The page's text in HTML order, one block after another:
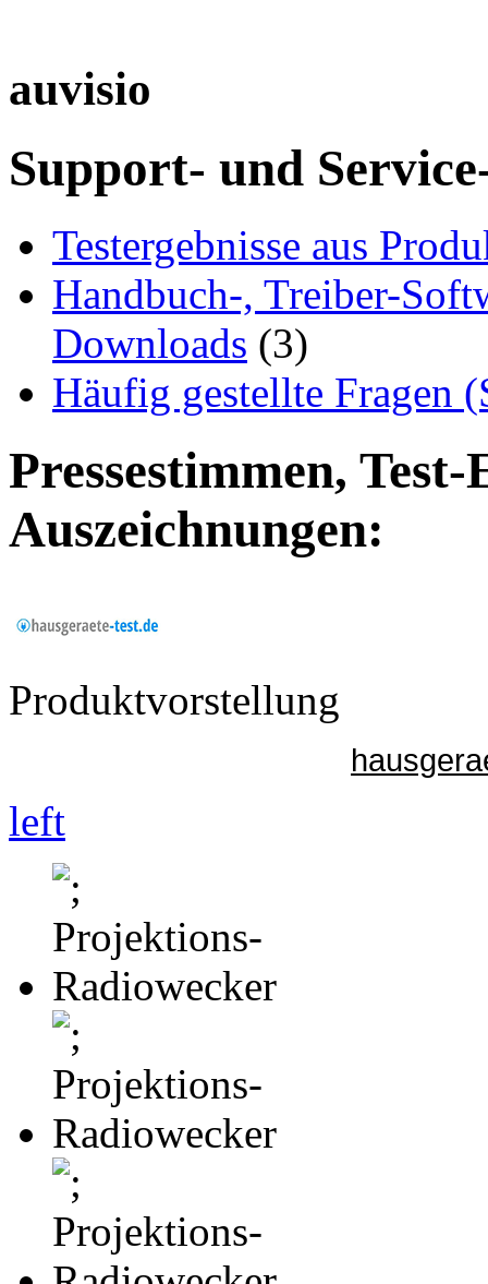
auvisio
Support- und
Testergebnisse aus
Handbuch-, Treiber-
Downloads (3)
Häufig gestellte Fragen
Pressestimmen,
Auszeichnungen:
Produktvorstellung
left